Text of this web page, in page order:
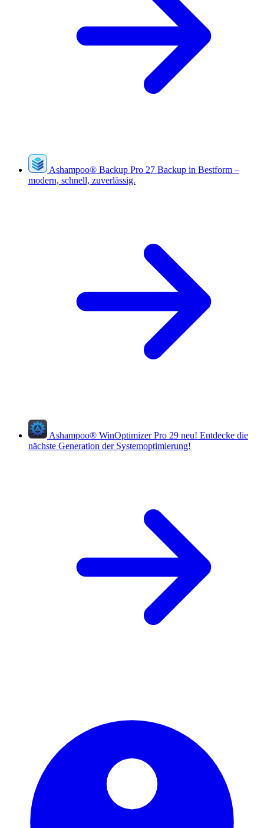
Ashampoo® Backup Pro 27 Backup in Bestform –
modern, schnell, zuverlässig.
Ashampoo® WinOptimizer Pro 29 neu! Entdecke die
nächste Generation der Systemoptimierung!